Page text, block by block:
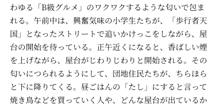
わゆる「B級グルメ」のワクワクするような匂いで包ま
れる。午前中は、興奮気味の小学生たちが、「歩行者天
国」となったストリートで追いかけっこをしながら、屋
台の開始を待っている。正午近くになると、香ばしい煙
を上げながら、屋台がじわりじわりと開始される。その
匂いにつられるようにして、団地住民たちが、ちらほら
と下に降りてくる。昼ごはんの「たし」にすると言って
焼き鳥などを買っていく人や、どんな屋台が出ているか